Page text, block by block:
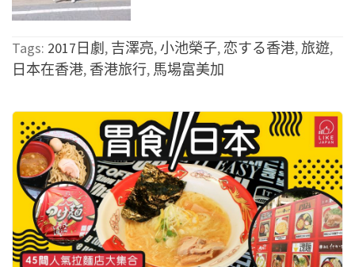
Tags: 2017日劇, 吉澤亮,小池榮子, 恋する香港, 旅遊,
日本在香港, 香港旅行, 馬場富美加